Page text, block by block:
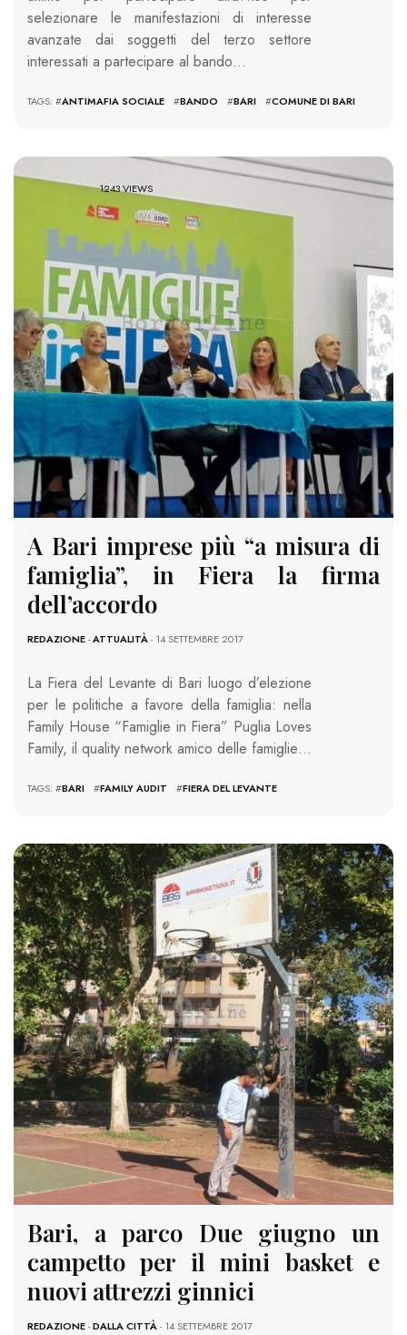
selezionare le manifestazioni di interesse
avanzate dai soggetti del terzo settore
interessati a partecipare al bando…
TAGS: #ANTIMAFIA SOCIALE #BANDO #BARI #COMUNE DI BARI
1243 VIEWS
A Bari imprese più “a misura di
famiglia”, in Fiera la firma
dell’accordo
REDAZIONE-ATTUALITÀ- 14 SETTEMBRE 2017
La Fiera del Levante di Bari luogo d’elezione
per le politiche a favore della famiglia: nella
Family House “Famiglie in Fiera” Puglia Loves
Family, il quality network amico delle famiglie…
TAGS: #BARI #FAMILY AUDIT #FIERA DEL LEVANTE
2012 VIEWS
Bari, a parco Due giugno un
campetto per il mini basket e
nuovi attrezzi ginnici
REDAZIONE-DALLA CITTÀ- 14 SETTEMBRE 2017